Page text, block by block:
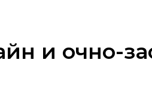
и очно-